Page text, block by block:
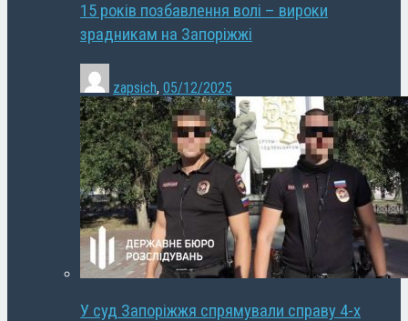
15 років позбавлення волі – вироки
зрадникам на Запоріжжі
zapsich, 05/12/2025
У суд Запоріжжя спрямували справу 4-х